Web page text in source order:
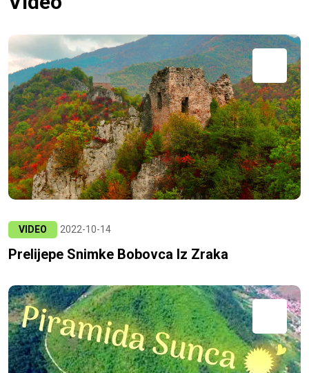
VIDEO 2022-10-14
Prelijepe Snimke Bobovca Iz Zraka